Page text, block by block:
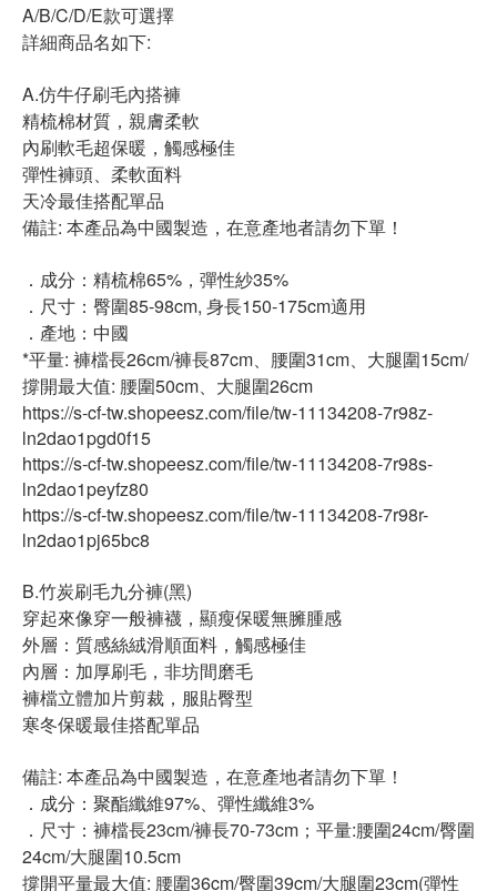
A/B/C/D/E款可選擇
詳細商品名如下:
A.仿牛仔刷毛內搭褲
精梳棉材質，親膚柔軟
內刷軟毛超保暖，觸感極佳
彈性褲頭、柔軟面料
天冷最佳搭配單品
備註: 本產品為中國製造，在意產地者請勿下單！
．成分：精梳棉65%，彈性紗35%
．尺寸：臀圍85-98cm, 身長150-175cm適用
．產地：中國
*平量: 褲檔長26cm/褲長87cm、腰圍31cm、大腿圍15cm/
撐開最大值: 腰圍50cm、大腿圍26cm
https://s-cf-tw.shopeesz.com/file/tw-11134208-7r98z-
ln2dao1pgd0f15
https://s-cf-tw.shopeesz.com/file/tw-11134208-7r98s-
ln2dao1peyfz80
https://s-cf-tw.shopeesz.com/file/tw-11134208-7r98r-
ln2dao1pj65bc8
B.竹炭刷毛九分褲(黑)
穿起來像穿一般褲襪，顯瘦保暖無臃腫感
外層：質感絲絨滑順面料，觸感極佳
內層：加厚刷毛，非坊間磨毛
褲檔立體加片剪裁，服貼臀型
寒冬保暖最佳搭配單品
備註: 本產品為中國製造，在意產地者請勿下單！
．成分：聚酯纖維97%、彈性纖維3%
．尺寸：褲檔長23cm/褲長70-73cm；平量:腰圍24cm/臀圍
24cm/大腿圍10.5cm
撐開平量最大值: 腰圍36cm/臀圍39cm/大腿圍23cm(彈性